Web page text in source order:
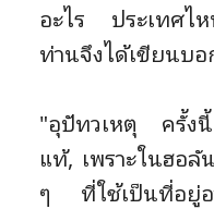
อะไร ประเทศไ
ท่านจึงได้เขียนบอ
"อุปัทวเหตุ ครั้งนี้
แท้, เพราะในฮอ
ๆ ที่ใช้เป็นที่อยู่อ